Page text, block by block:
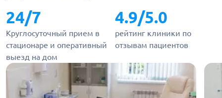
24/7
Круглосуточный прием в
стационаре и оперативный
выезд на дом
4.9/5.0
рейтинг клиники по
отзывам пациентов